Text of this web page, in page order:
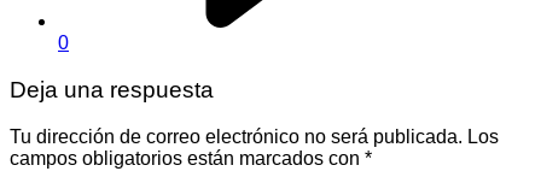
0
Deja una respuesta
Tu dirección de correo electrónico no será publicada. Los
campos obligatorios están marcados con *